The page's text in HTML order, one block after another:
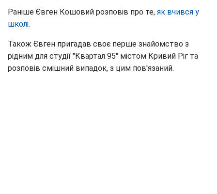
Раніше Євген Кошовий розповів про те, як вчився у
школі.
Також Євген пригадав своє перше знайомство з
рідним для студії "Квартал 95" містом Кривий Ріг та
розповів смішний випадок, з цим пов'язаний.